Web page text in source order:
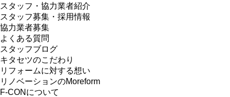
スタッフ・協力業者紹介
スタッフ募集・採用情報
協力業者募集
よくある質問
スタッフブログ
キタセツのこだわり
リフォームに対する想い
リノベーションのMoreform
F-CONについて